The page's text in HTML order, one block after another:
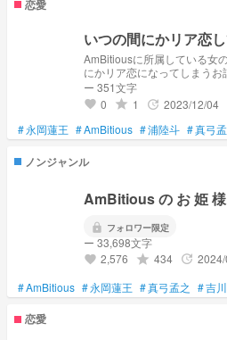
恋愛
いつの間にかリア恋し
AmBitiousに所属している女
にかリア恋になってしまうお
ー 351文字
favorite 0 grade 1 update 2023/12/04
#永岡蓮王 #AmBitious #浦陸斗 #真弓
ノンジャンル
AmBitious の お 姫
lock フォロワー限定
ー 33,698文字
favorite 2,576 grade 434 update
#AmBitious #永岡蓮王 #真弓孟之 #吉
恋愛